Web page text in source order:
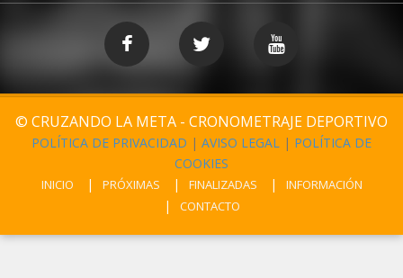
© CRUZANDO LA META - CRONOMETRAJE DEPORTIVO
POLÍTICA DE PRIVACIDAD | AVISO LEGAL | POLÍTICA DE
COOKIES
INICIO PRÓXIMAS FINALIZADAS
INFORMACIÓN
CONTACTO